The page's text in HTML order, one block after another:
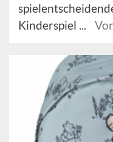
Kinderspiel ...